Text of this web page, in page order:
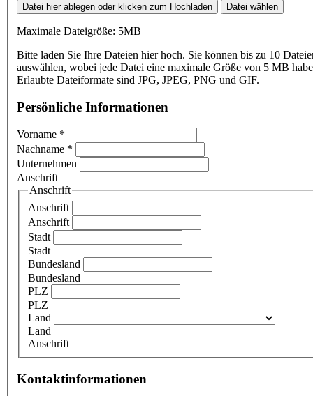
Datei hier ablegen oder klicken zum Hochladen Datei wählen
Maximale Dateigröße: 5MB
Bitte laden Sie Ihre Dateien hier hoch. Sie können bis zu 10
auswählen, wobei jede Datei eine maximale Größe von 5 MB
Erlaubte Dateiformate sind JPG, JPEG, PNG und GIF.
Persönliche Informationen
Vorname *
Nachname *
Unternehmen
Anschrift
Anschrift
Anschrift
Anschrift
Stadt
Stadt
Bundesland
Bundesland
PLZ
PLZ
Land
Land
Anschrift
Kontaktinformationen